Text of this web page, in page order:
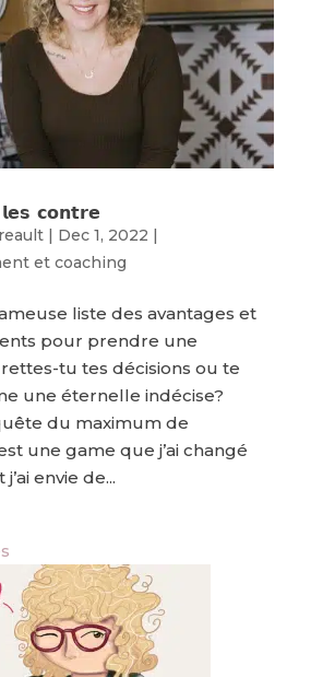
𝗰𝗼𝗻𝘁𝗿𝗲
| Dec 1, 2022 |
et coaching
liste des avantages et
pour prendre une
tu tes décisions ou te
une éternelle indécise?
du maximum de
une game que j’ai changé
envie de...